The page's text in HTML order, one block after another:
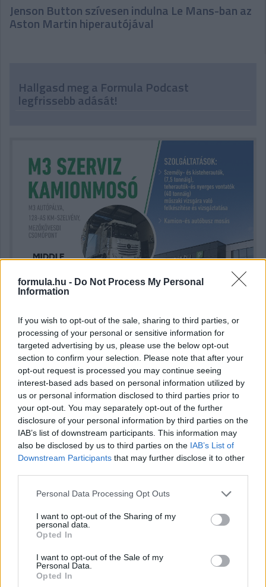
formula.hu - Do Not Process My Personal
Information
If you wish to opt-out of the sale, sharing to third parties, or
processing of your personal or sensitive information for
targeted advertising by us, please use the below opt-out
section to confirm your selection. Please note that after your
opt-out request is processed you may continue seeing
interest-based ads based on personal information utilized by
us or personal information disclosed to third parties prior to
your opt-out. You may separately opt-out of the further
disclosure of your personal information by third parties on the
IAB’s list of downstream participants. This information may
also be disclosed by us to third parties on the IAB’s List of
Downstream Participants that may further disclose it to other
Please note that this website/app uses one or more Google
not limited to your visit or usage behaviour. You may click to
grant or deny consent to Google and its third-party tags to
use your data for below specified purposes in below Google
consent section.
Personal Data Processing Opt Outs
I want to opt-out of the Sharing of my
personal data.
Opted In
I want to opt-out of the Sale of my
Personal Data.
Opted In
Jenson Button szívesen indulna Le Mans-ban az
Aston Martin hiperautójával
Hallgasd meg a Formula Podcast
legfrissebb adását!
Kövess minket a Facebookon
Parc Fermé
3 órája
Az F1-es Német Nagydíj „mindenképpen megvalósul”